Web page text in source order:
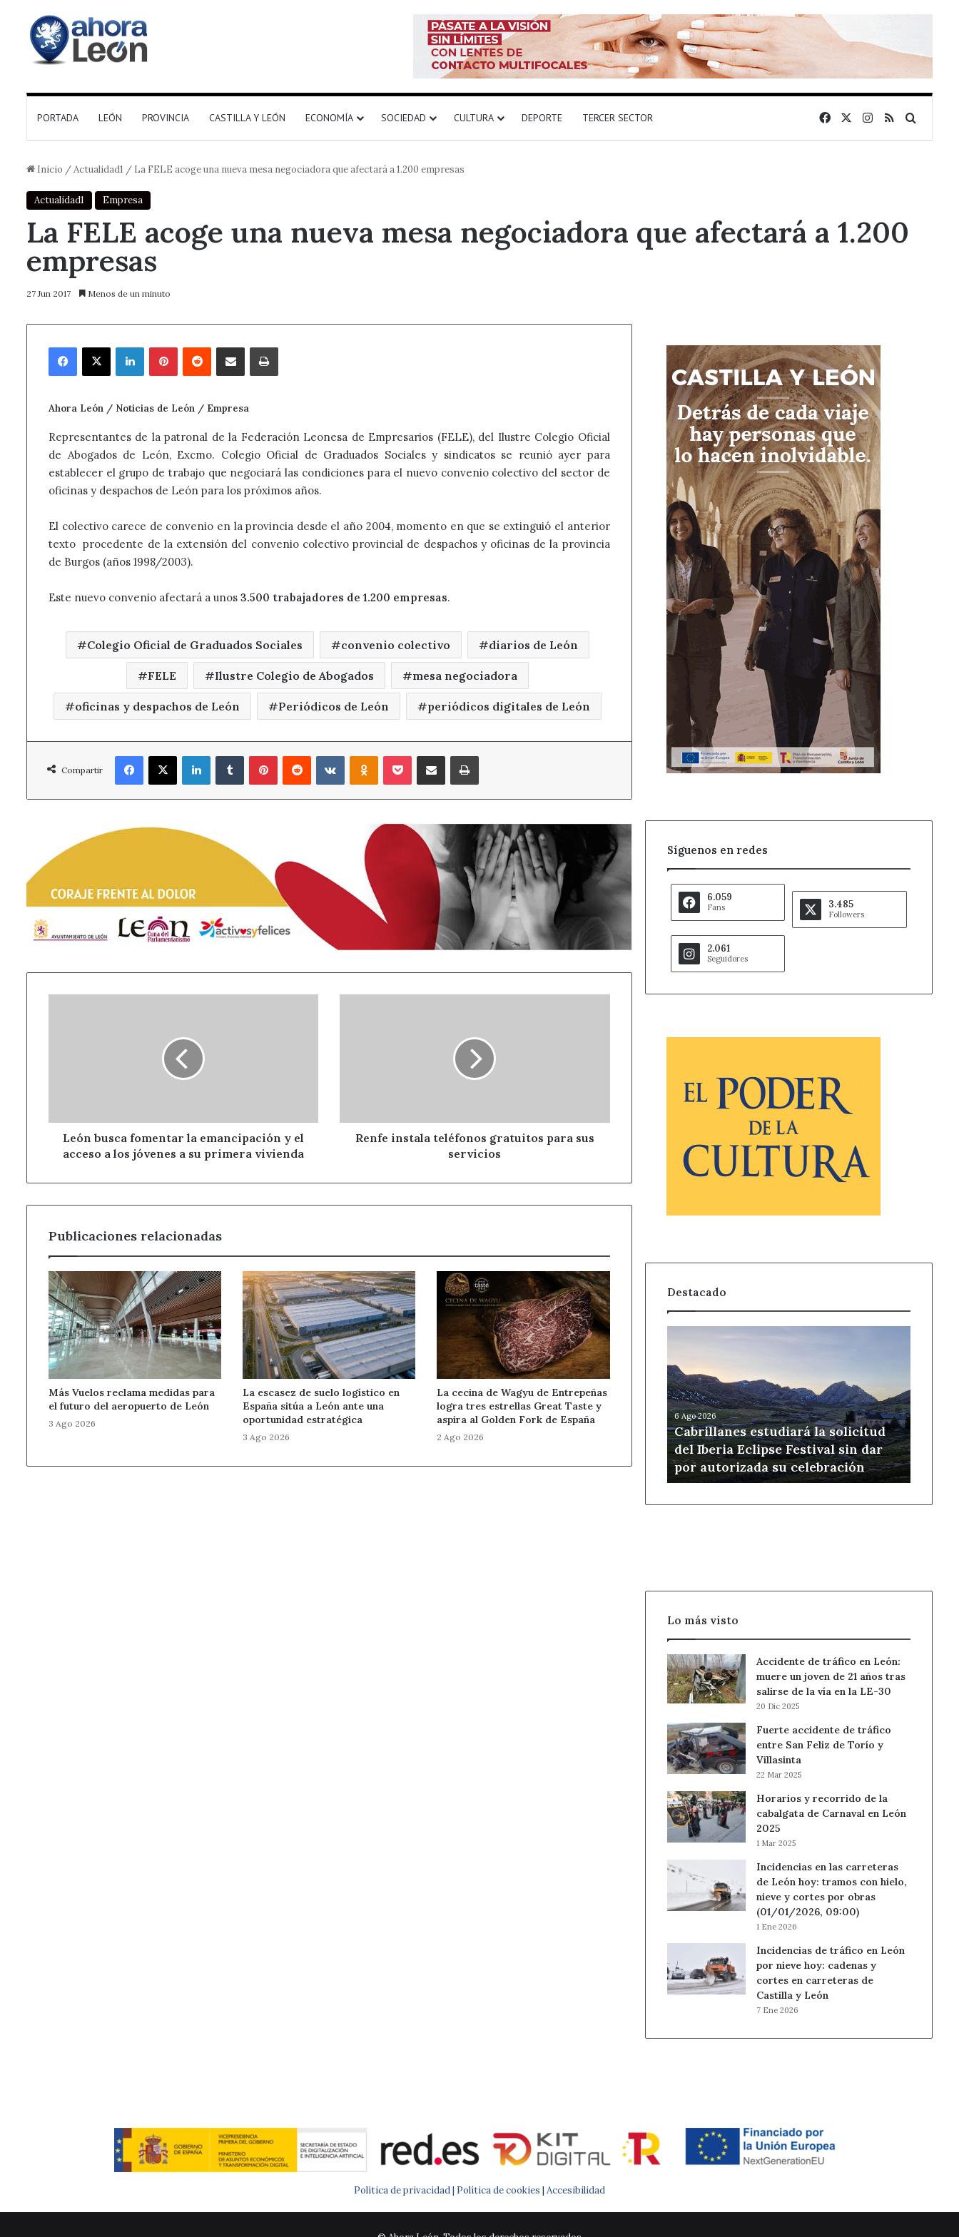
PORTADA LEÓN PROVINCIA CASTILLA Y LEÓN ECONOMÍA SOCIEDAD CULTURA DEPORTE TERCER SECTOR FacebookInstagram
RSS
Inicio /Actualidad1 / La FELE acoge una nueva mesa negociadora que afectará a 1.200 empresas
Actualidad1 Empresa
La FELE acoge una nueva mesa negociadora que afectará a 1.200
empresas
27 Jun 2017 Menos de un minuto
Facebook
X LinkedInPinterestReddit Compartir por correo electrónicoImprimir
Ahora León / Noticias de León / Empresa
Representantes de la patronal de la Federación Leonesa de Empresarios (FELE), del Ilustre Colegio Oficial
de Abogados de León, Excmo. Colegio Oficial de Graduados Sociales y sindicatos se reunió ayer para
establecer el grupo de trabajo que negociará las condiciones para el nuevo convenio colectivo del sector de
oficinas y despachos de León para los próximos años.
El colectivo carece de convenio en la provincia desde el año 2004, momento en que se extinguió el anterior
texto procedente de la extensión del convenio colectivo provincial de despachos y oficinas de la provincia
de Burgos (años 1998/2003).
Este nuevo convenio afectará a unos 3.500 trabajadores de 1.200 empresas.
Colegio Oficial de Graduados Sociales convenio colectivo diarios de León
FELE Ilustre Colegio de Abogados mesa negociadora
oficinas y despachos de León Periódicos de León periódicos digitales de León
Compartir
Facebook
X LinkedInTumblrPinterestReddit VKontakteOdnoklassniki
PocketCompartir por correo electrónicoImprimir
a
jóvenes
su
León busca fomentar la emancipación y el
acceso a los jóvenes a su primera vivienda
Renfe instala teléfonos gratuitos para sus
servicios
Publicaciones relacionadas
Más Vuelos reclama medidas para
el futuro del aeropuerto de León
3 Ago 2026
La escasez de suelo logístico en
España sitúa a León ante una
oportunidad estratégica
3 Ago 2026
La cecina de Wagyu de Entrepeñas
logra tres estrellas Great Taste y
aspira al Golden Fork de España
2 Ago 2026
Síguenos en redes
6.059
Fans 3.485
Followers
2.061
Seguidores
Destacado
la
solicitud
del
Iberia
Eclipse
Festival
sin
dar
por
6 Ago 2026
Cabrillanes estudiará la solicitud
del Iberia Eclipse Festival sin dar
por autorizada su celebración
Lo más visto
Accidente de tráfico en León:
muere un joven de 21 años tras
salirse de la vía en la LE-30
20 Dic 2025
Fuerte accidente de tráfico
entre San Feliz de Torío y
Villasinta
22 Mar 2025
Horarios y recorrido de la
cabalgata de Carnaval en León
2025
1 Mar 2025
Incidencias en las carreteras
de León hoy: tramos con hielo,
nieve y cortes por obras
(01/01/2026, 09:00)
1 Ene 2026
Incidencias de tráfico en León
por nieve hoy: cadenas y
cortes en carreteras de
Castilla y León
7 Ene 2026
Política de privacidad | Política de cookies | Accesibilidad